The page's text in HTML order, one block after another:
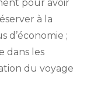
pour avoir
à la
d’économie ;
dans les
du voyage